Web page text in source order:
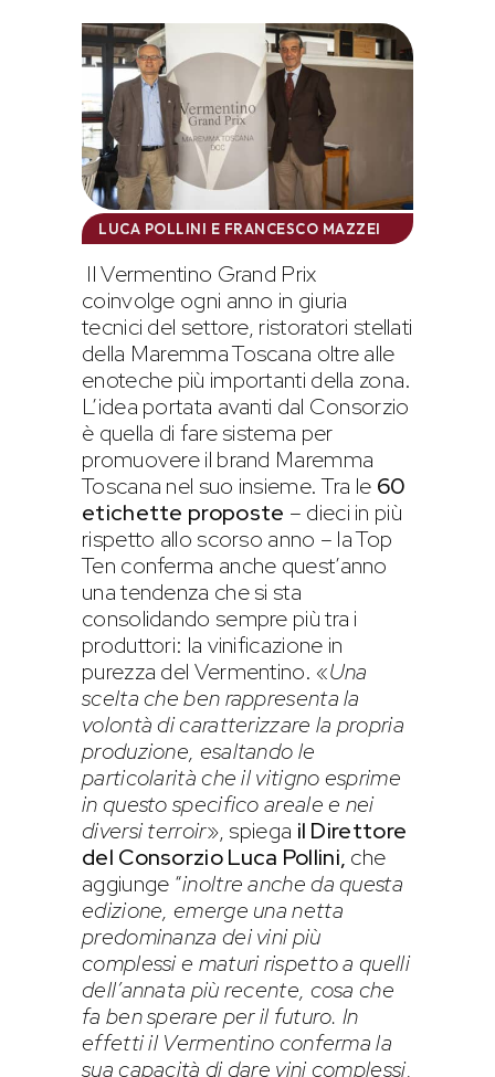
LUCA POLLINI E FRANCESCO MAZZEI
Il Vermentino Grand Prix
coinvolge ogni anno in giuria
tecnici del settore, ristoratori stellati
della Maremma Toscana oltre alle
enoteche più importanti della zona.
L’idea portata avanti dal Consorzio
è quella di fare sistema per
promuovere il brand Maremma
Toscana nel suo insieme. Tra le 60
etichette proposte – dieci in più
rispetto allo scorso anno – la Top
Ten conferma anche quest’anno
una tendenza che si sta
consolidando sempre più tra i
produttori: la vinificazione in
purezza del Vermentino. «Una
scelta che ben rappresenta la
volontà di caratterizzare la propria
produzione, esaltando le
particolarità che il vitigno esprime
in questo specifico areale e nei
diversi terroir», spiega il Direttore
del ConsorzioLuca Pollini, che
aggiunge “inoltre anche da questa
edizione, emerge una netta
predominanza dei vini più
complessi e maturi rispetto a quelli
dell’annata più recente, cosa che
fa ben sperare per il futuro. In
effetti il Vermentino conferma la
sua capacità di dare vini complessi,